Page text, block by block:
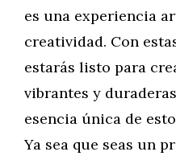
es una experiencia
creatividad. Con
estarás listo para
vibrantes y
esencia única de
Ya sea que seas un